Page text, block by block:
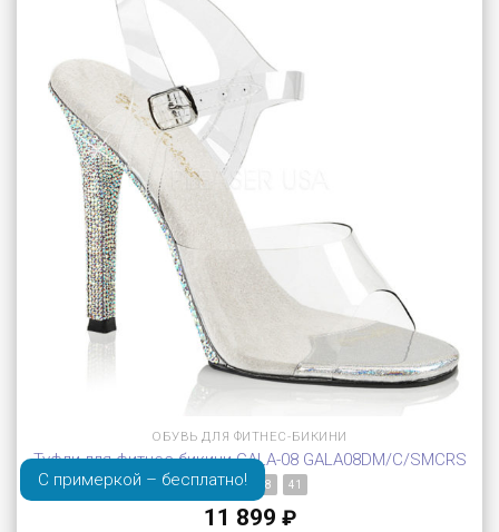
ОБУВЬ ДЛЯ ФИТНЕС-БИКИНИ
Туфли для фитнес бикини GALA-08 GALA08DM/C/SMCRS
35 37 38 41
11 899 ₽
С примеркой – бесплатно!